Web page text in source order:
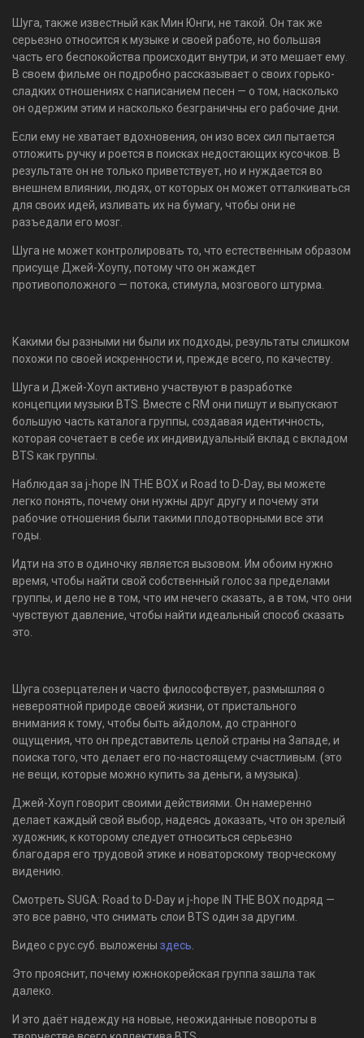
Шуга, также известный как Мин Юнги, не такой. Он так же
серьезно относится к музыке и своей работе, но большая
часть его беспокойства происходит внутри, и это мешает ему.
В своем фильме он подробно рассказывает о своих горько-
сладких отношениях с написанием песен — о том, насколько
он одержим этим и насколько безграничны его рабочие дни.
Если ему не хватает вдохновения, он изо всех сил пытается
отложить ручку и роется в поисках недостающих кусочков. В
результате он не только приветствует, но и нуждается во
внешнем влиянии, людях, от которых он может отталкиваться
для своих идей, изливать их на бумагу, чтобы они не
разъедали его мозг.
Шуга не может контролировать то, что естественным образом
присуще Джей-Хоупу, потому что он жаждет
противоположного — потока, стимула, мозгового штурма.
Какими бы разными ни были их подходы, результаты слишком
похожи по своей искренности и, прежде всего, по качеству.
Шуга и Джей-Хоуп активно участвуют в разработке
концепции музыки BTS. Вместе с RM они пишут и выпускают
большую часть каталога группы, создавая идентичность,
которая сочетает в себе их индивидуальный вклад с вкладом
BTS как группы.
Наблюдая за j-hope IN THE BOX и Road to D-Day, вы можете
легко понять, почему они нужны друг другу и почему эти
рабочие отношения были такими плодотворными все эти
годы.
Идти на это в одиночку является вызовом. Им обоим нужно
время, чтобы найти свой собственный голос за пределами
группы, и дело не в том, что им нечего сказать, а в том, что они
чувствуют давление, чтобы найти идеальный способ сказать
это.
Шуга созерцателен и часто философствует, размышляя о
невероятной природе своей жизни, от пристального
внимания к тому, чтобы быть айдолом, до странного
ощущения, что он представитель целой страны на Западе, и
поиска того, что делает его по-настоящему счастливым. (это
не вещи, которые можно купить за деньги, а музыка).
Джей-Хоуп говорит своими действиями. Он намеренно
делает каждый свой выбор, надеясь доказать, что он зрелый
художник, к которому следует относиться серьезно
благодаря его трудовой этике и новаторскому творческому
видению.
Смотреть SUGA: Road to D-Day и j-hope IN THE BOX подряд —
это все равно, что снимать слои BTS один за другим.
Видео с рус.суб. выложены здесь
Это прояснит, почему южнокорейская группа зашла так
далеко.
И это даёт надежду на новые, неожиданные повороты в